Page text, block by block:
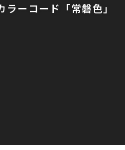
ラーコード「常磐色」